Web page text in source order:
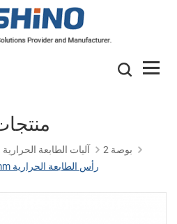
آليات الطابعة الحرارية
2 بوصة
TP-200V 58mm رأس الطابعة الحرارية